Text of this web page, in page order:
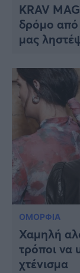
KRAV
δρόμο από
μας
ΟΜΟΡΦΙΑ
Χαμηλή
τρόποι να
χτένισμα